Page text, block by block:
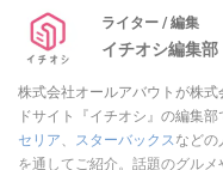
ライター / 編集
イチオシ編集部
株式会社オールアバウトが株
ドサイト『イチオシ』の編集部
セリア
スターバックス などの
を通してご紹介。話題のグル